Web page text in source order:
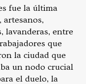
fue la última
artesanos,
lavanderas, entre
que
la ciudad que
un nodo crucial
el duelo, la